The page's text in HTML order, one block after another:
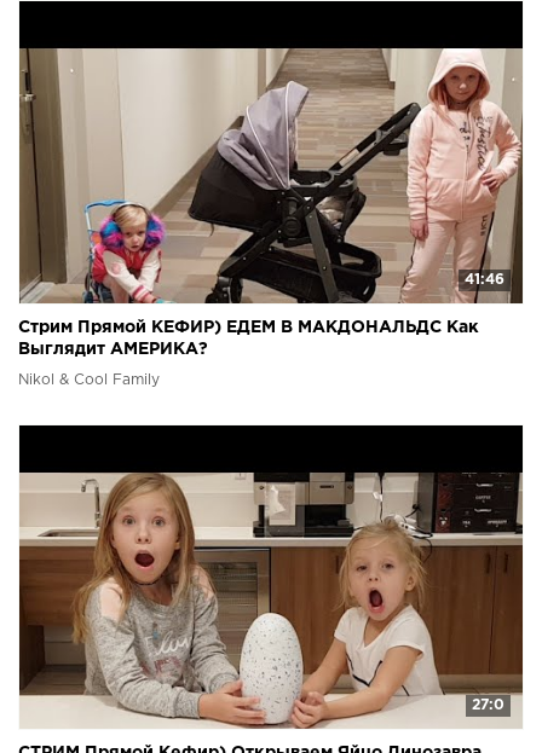
41:46
Стрим Прямой КЕФИР) ЕДЕМ В МАКДОНАЛЬДС Как
Выглядит АМЕРИКА?
Nikol & Cool Family
27:0